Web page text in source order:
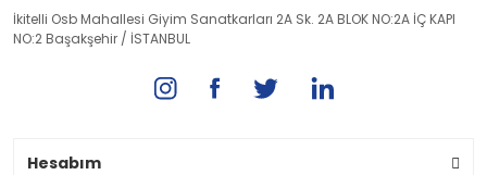
İkitelli Osb Mahallesi Giyim Sanatkarları 2A Sk. 2A BLOK NO:2A İÇ KAPI
NO:2 Başakşehir / İSTANBUL
Hesabım